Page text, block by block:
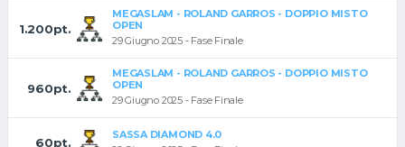
1.200pt.
MEGASLAM - ROLAND GARROS - DOPPIO MISTO
OPEN
29 Giugno 2025 - Fase Finale
960pt.
MEGASLAM - ROLAND GARROS - DOPPIO MISTO
OPEN
29 Giugno 2025 - Fase Finale
60pt.
SASSA DIAMOND 4.0